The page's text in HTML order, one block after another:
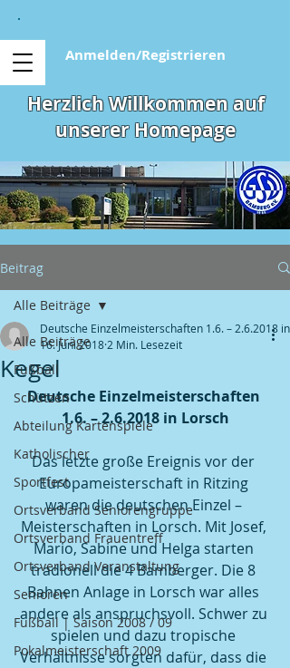
Anmelden/Registrieren
Herzlich Willkommen auf
unserer Homepage
Beitrag
Alle Beiträge
Fußball
Schützen
Abteilung Kartenspiele
Katholischer
Sportfest
Ortsverband Seniorengruppe
Ortsverband Frauentreff
Ortsverband Veranstaltung
Senioren
Fußball | Saison 2008 / 09
Pokalmeisterschaft 2009
Alle Beiträge
Kegel
Deutsche Einzelmeisterschaften 1.6. – 2.6.2018 in
16. Juni 2018 2 Min. Lesezeit
Deutsche Einzelmeisterschaften
1.6. – 2.6.2018 in Lorsch
Das letzte große Ereignis vor der
Europameisterschaft in Ritzing
waren die deutschen Einzel –
Meisterschaften in Lorsch. Mit Josef,
Mario, Sabine und Helga starten
tradionell die 4 Bamberger. Die 8
Bahnen Anlage in Lorsch war alles
andere als anspruchsvoll. Schwer zu
spielen und dazu tropische
Verhältnisse sorgten dafür, dass die